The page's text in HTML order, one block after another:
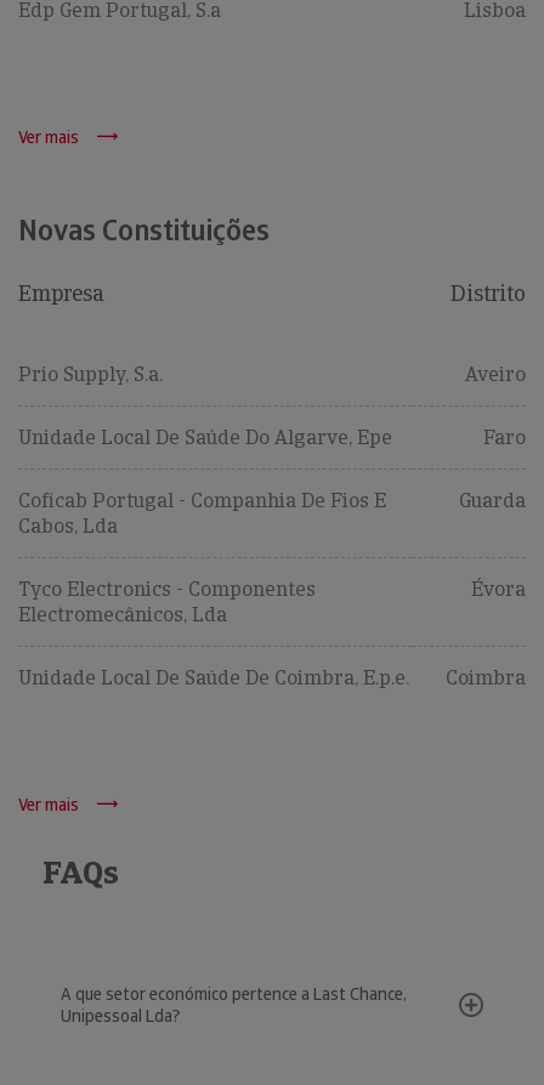
Edp Gem Portugal, S.a Lisboa
Ver mais
Novas Constituições
Empresa Distrito
Prio Supply, S.a. Aveiro
Unidade Local De Saúde Do Algarve, Epe Faro
Coficab Portugal - Companhia De Fios E
Cabos, Lda
Guarda
Tyco Electronics - Componentes
Electromecânicos, Lda
Évora
Unidade Local De Saúde De Coimbra, E.p.e. Coimbra
Ver mais
FAQs
A que setor económico pertence a Last Chance,
Unipessoal Lda?